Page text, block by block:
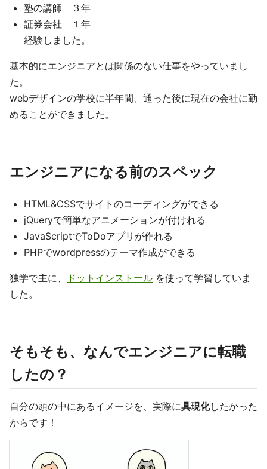
塾の講師 ３年
証券会社 １年
経験しました。
基本的にエンジニアとは関係のない仕事をやっていまし
た。
webデザインの学校に半年間、通った後に現在の会社に勤
めることができました。
エンジニアになる前のスペック
HTML&CSSでサイトのコーディングができる
jQueryで簡単なアニメーションが付けれる
JavaScriptでToDoアプリが作れる
PHPでwordpressのテーマ作成ができる
独学で主に、 ドットインストール を使って学習していま
した。
そもそも、なんでエンジニアに転職
したの？
自分の頭の中にあるイメージを、実際に具現化したかった
からです！